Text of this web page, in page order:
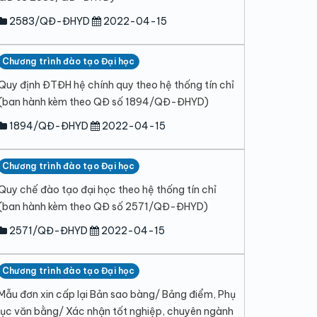
2583/QĐ-ĐHYD
2022-04-15
Chương trình đào tạo Đại học
định ĐTĐH hệ chính quy theo hệ thống tín chỉ
hành kèm theo QĐ số 1894/QĐ-ĐHYD)
1894/QĐ-ĐHYD
2022-04-15
Chương trình đào tạo Đại học
chế đào tạo đại học theo hệ thống tín chỉ
hành kèm theo QĐ số 2571/QĐ-ĐHYD)
2571/QĐ-ĐHYD
2022-04-15
Chương trình đào tạo Đại học
đơn xin cấp lại Bản sao bàng/ Bảng điểm, Phụ
văn bằng/ Xác nhận tốt nghiệp, chuyên ngành